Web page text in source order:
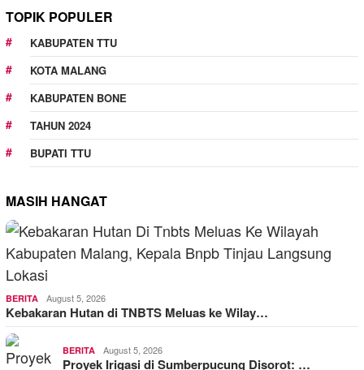
TOPIK POPULER
KABUPATEN TTU
KOTA MALANG
KABUPATEN BONE
TAHUN 2024
BUPATI TTU
MASIH HANGAT
BERITA August 5, 2026
Kebakaran Hutan di TNBTS Meluas ke Wilay…
BERITA August 5, 2026
Proyek Irigasi di Sumberpucung Disorot: …